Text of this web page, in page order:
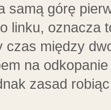
samą górę
linku, oznacza
czas między
na
zasad